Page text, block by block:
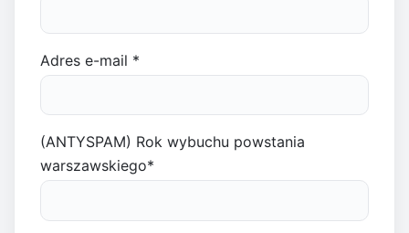
Adres e-mail *
(ANTYSPAM) Rok wybuchu powstania
warszawskiego*